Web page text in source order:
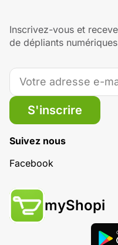
Inscrivez-vous et
de dépliants
S'inscrire
Suivez nous
Facebook
myShopi